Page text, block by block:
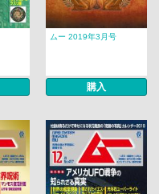
ムー 2019年3月号
購入